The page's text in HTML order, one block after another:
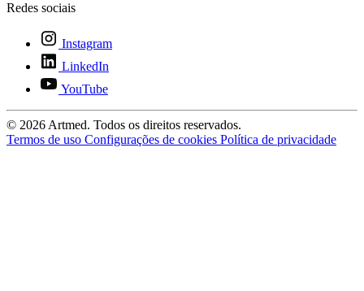
Redes sociais
Instagram
LinkedIn
YouTube
© 2026 Artmed. Todos os direitos reservados.
Termos de uso Configurações de cookies Política de privacidade